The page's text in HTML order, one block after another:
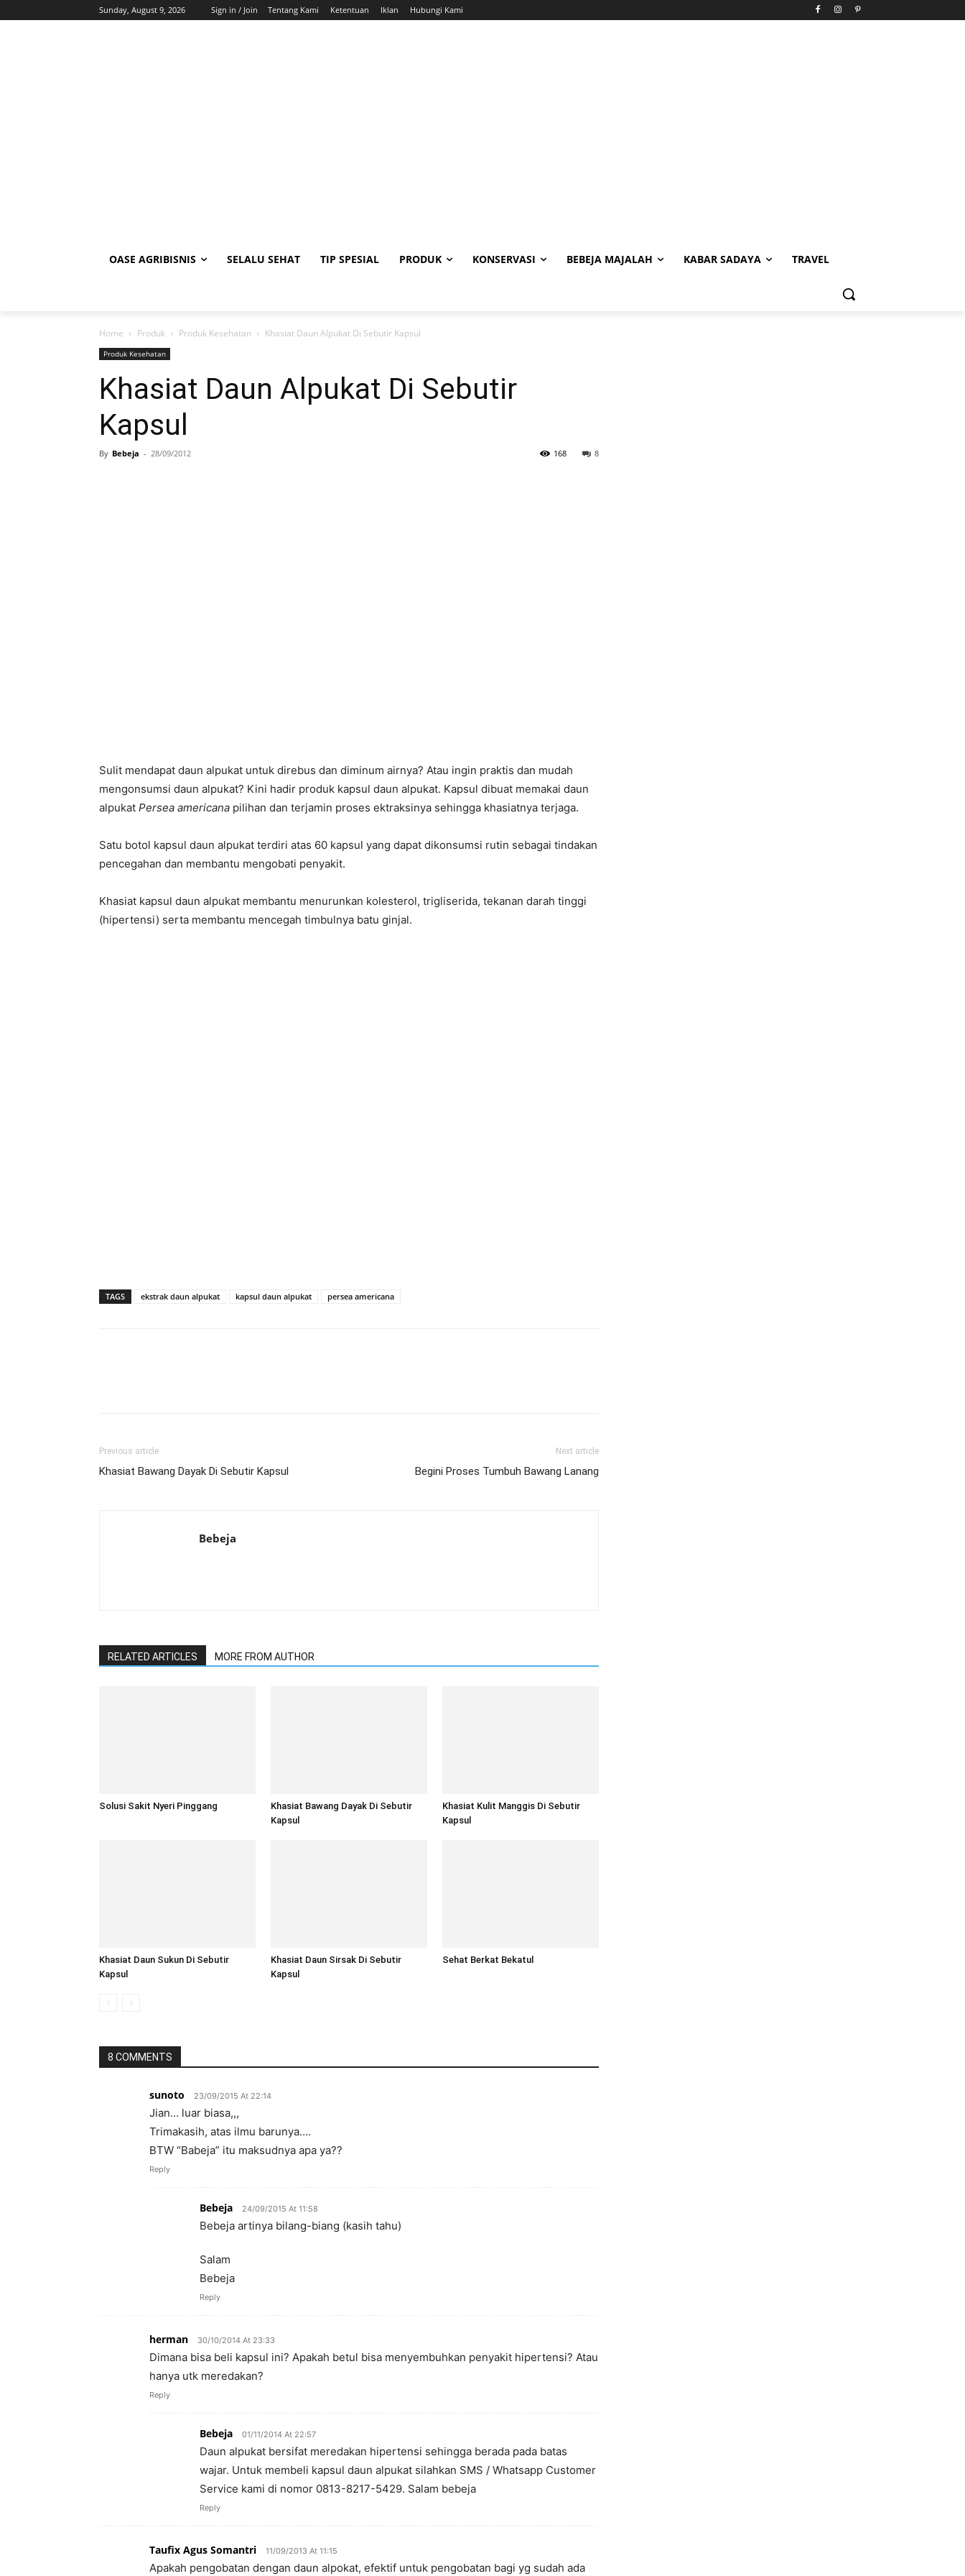
Sunday, August 9, 2026 Sign in / Join Tentang Kami Ketentuan Iklan Hubungi Kami
OASE AGRIBISNIS SELALU SEHAT TIP SPESIAL PRODUK KONSERVASI BEBEJA MAJALAH KABAR SADAYA TRAVEL
Home Produk Produk Kesehatan Khasiat Daun Alpukat Di Sebutir Kapsul
Produk Kesehatan
Khasiat Daun Alpukat Di Sebutir
Kapsul
By Bebeja - 28/09/2012 8
168
Sulit mendapat daun alpukat untuk direbus dan diminum airnya? Atau ingin praktis dan mudah
mengonsumsi daun alpukat? Kini hadir produk kapsul daun alpukat. Kapsul dibuat memakai daun
alpukat Persea americana pilihan dan terjamin proses ektraksinya sehingga khasiatnya terjaga.
Satu botol kapsul daun alpukat terdiri atas 60 kapsul yang dapat dikonsumsi rutin sebagai tindakan
pencegahan dan membantu mengobati penyakit.
Khasiat kapsul daun alpukat membantu menurunkan kolesterol, trigliserida, tekanan darah tinggi
(hipertensi) serta membantu mencegah timbulnya batu ginjal.
TAGS ekstrak daun alpukat kapsul daun alpukat persea americana
Previous article
Khasiat Bawang Dayak Di Sebutir Kapsul
Next article
Begini Proses Tumbuh Bawang Lanang
Bebeja
RELATED ARTICLES MORE FROM AUTHOR
Solusi Sakit Nyeri Pinggang
Khasiat Bawang Dayak Di Sebutir
Kapsul
Khasiat Kulit Manggis Di Sebutir
Kapsul
Khasiat Daun Sukun Di Sebutir
Kapsul
Khasiat Daun Sirsak Di Sebutir
Kapsul
Sehat Berkat Bekatul
8 COMMENTS
sunoto 23/09/2015 At 22:14
Jian… luar biasa,,,
Trimakasih, atas ilmu barunya….
BTW “Babeja” itu maksudnya apa ya??
Reply
Bebeja 24/09/2015 At 11:58
Bebeja artinya bilang-biang (kasih tahu)
Salam
Bebeja
Reply
herman 30/10/2014 At 23:33
Dimana bisa beli kapsul ini? Apakah betul bisa menyembuhkan penyakit hipertensi? Atau
hanya utk meredakan?
Reply
Bebeja 01/11/2014 At 22:57
Daun alpukat bersifat meredakan hipertensi sehingga berada pada batas
wajar. Untuk membeli kapsul daun alpukat silahkan SMS / Whatsapp Customer
Service kami di nomor 0813-8217-5429. Salam bebeja
Reply
Taufix Agus Somantri 11/09/2013 At 11:15
Apakah pengobatan dengan daun alpokat, efektif untuk pengobatan bagi yg sudah ada